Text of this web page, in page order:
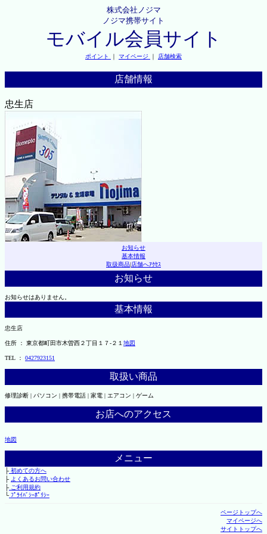
株式会社ノジマ
ノジマ携帯サイト
モバイル会員サイト
ポイント ｜ マイページ ｜ 店舗検索
店舗情報
忠生店
お知らせ
基本情報
取扱商品|店舗へｱｸｾｽ
お知らせ
お知らせはありません。
基本情報
忠生店
住所 ： 東京都町田市木曽西２丁目１７-２１ 地図
TEL ： 0427923151
取扱い商品
修理診断 | パソコン | 携帯電話 | 家電 | エアコン | ゲーム
お店へのアクセス
地図
メニュー
├初めての方へ
├ よくあるお問い合わせ
├ご利用規約
└ﾌﾟﾗｲﾊﾞｼｰﾎﾟﾘｼｰ
ページトップへ
マイページへ
サイトトップへ